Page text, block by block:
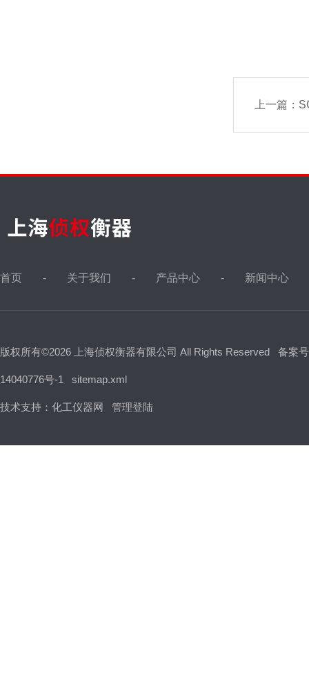
上一篇：
首页 关于我们 产品中心 新闻中心
版权所有©2026 上海侦权衡器有限公司 All Rights Reserved 备案
14040776号-1 sitemap.xml
技术支持： 化工仪器网 管理登陆